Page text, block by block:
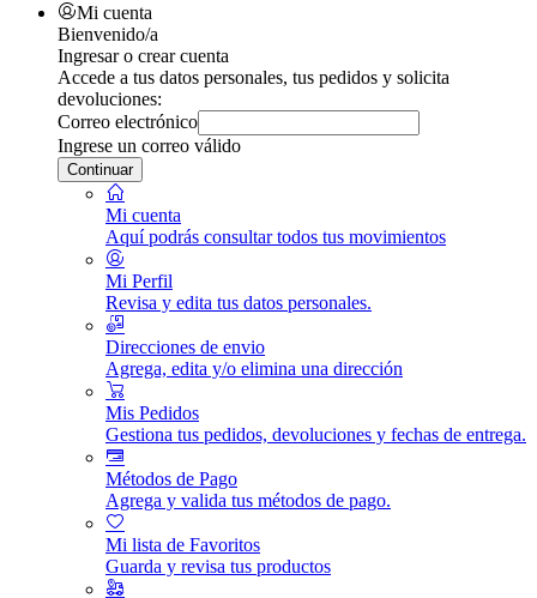
Mi cuenta
Bienvenido/a
Ingresar o crear cuenta
Accede a tus datos personales, tus pedidos y solicita
devoluciones:
Correo electrónico
Ingrese un correo válido
Continuar
Mi cuenta
Aquí podrás consultar todos tus movimientos
Mi Perfil
Revisa y edita tus datos personales.
Direcciones de envio
Agrega, edita y/o elimina una dirección
Mis Pedidos
Gestiona tus pedidos, devoluciones y fechas de entrega.
Métodos de Pago
Agrega y valida tus métodos de pago.
Mi lista de Favoritos
Guarda y revisa tus productos